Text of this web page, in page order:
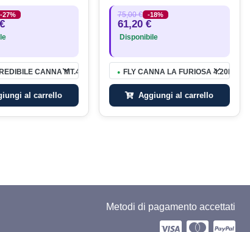
Realizzate in
modulo TORAY, ad
rinforzato
-27%
CANNA MT.4,20 AZ.4 10-60GR
al carrello
Yama. Viene proposta in diverse
azioni che compongono una serie di
attrezzi molto versatile, da…
75,00 € -18%
61,20 €
Disponibile
● FLY CANNA LA FURIOSA 4.20MT
Aggiungi al carrello
Metodi di pagamento accettati